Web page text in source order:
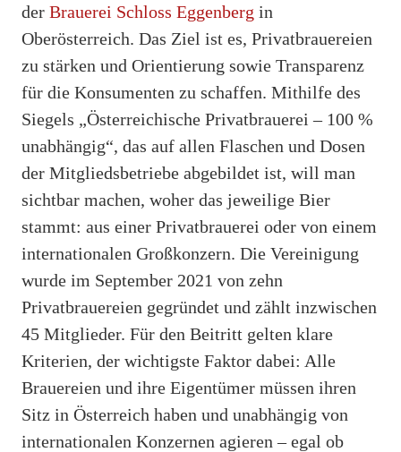
der Brauerei Schloss Eggenberg in
Oberösterreich. Das Ziel ist es, Privatbrauereien
zu stärken und Orientierung sowie Transparenz
für die Konsumenten zu schaffen. Mithilfe des
Siegels „Österreichische Privatbrauerei – 100 %
unabhängig“, das auf allen Flaschen und Dosen
der Mitgliedsbetriebe abgebildet ist, will man
sichtbar machen, woher das jeweilige Bier
stammt: aus einer Privatbrauerei oder von einem
internationalen Großkonzern. Die Vereinigung
wurde im September 2021 von zehn
Privatbrauereien gegründet und zählt inzwischen
45 Mitglieder. Für den Beitritt gelten klare
Kriterien, der wichtigste Faktor dabei: Alle
Brauereien und ihre Eigentümer müssen ihren
Sitz in Österreich haben und unabhängig von
internationalen Konzernen agieren – egal ob